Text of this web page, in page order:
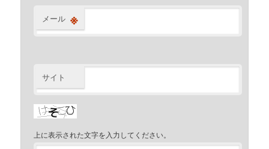
メール ※
サイト
上に表示された文字を入力してください。